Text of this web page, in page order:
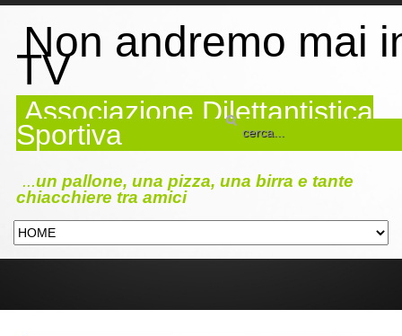
Non andremo mai
TV
Associazione Dilettantistica
Sportiva
...un pallone, una pizza, una birra e tante
chiacchiere tra amici